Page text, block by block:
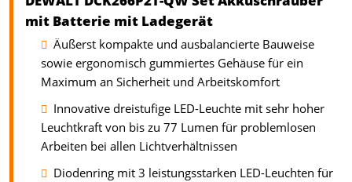
mit Batterie mit Ladegerät
Äußerst kompakte und ausbalancierte Bauweise
sowie ergonomisch gummiertes Gehäuse für ein
Maximum an Sicherheit und Arbeitskomfort
Innovative dreistufige LED-Leuchte mit sehr hoher
Leuchtkraft von bis zu 77 Lumen für problemlosen
Arbeiten bei allen Lichtverhältnissen
Diodenring mit 3 leistungsstarken LED-Leuchten für